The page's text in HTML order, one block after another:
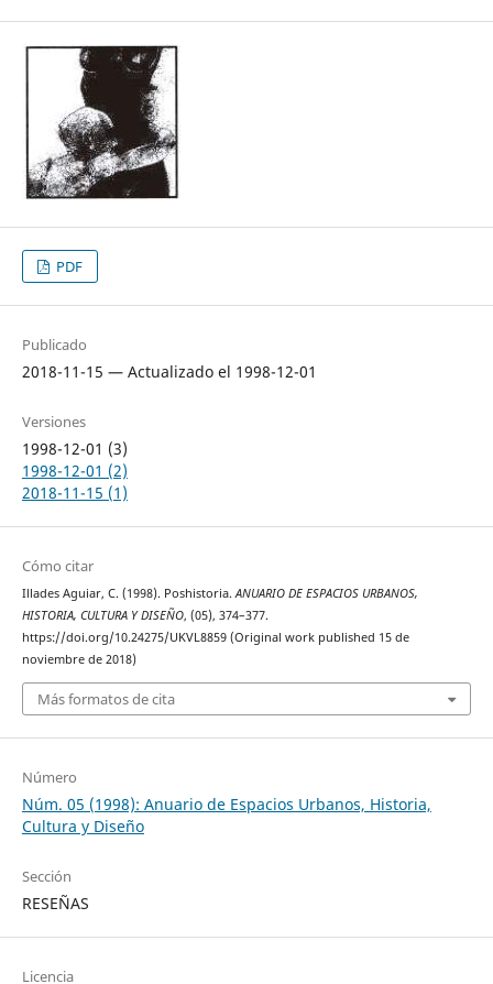
PDF
Publicado
2018-11-15 — Actualizado el 1998-12-01
Versiones
1998-12-01 (3)
1998-12-01 (2)
2018-11-15 (1)
Cómo citar
Illades Aguiar, C. (1998). Poshistoria.ANUARIO DE ESPACIOS URBANOS,
HISTORIA, CULTURA Y DISEÑO, (05), 374–377.
https://doi.org/10.24275/UKVL8859 (Original work published 15 de
noviembre de 2018)
Más formatos de cita
Número
Núm. 05 (1998): Anuario de Espacios Urbanos, Historia,
Cultura y Diseño
Sección
RESEÑAS
Licencia